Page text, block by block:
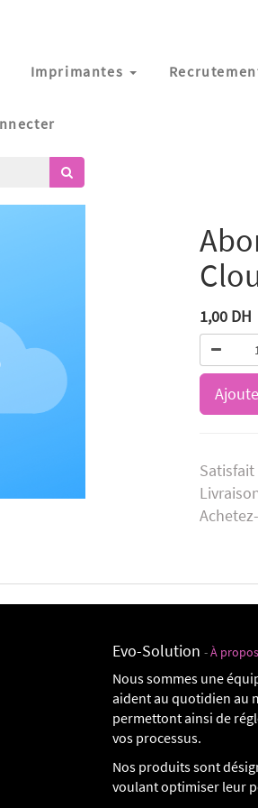
Imprimantes
1,00 DH
Evo-Solution -À
Nous sommes une
aident au quotidien au
permettont ainsi de
vos processus.
Nos produits sont
voulant optimiser leur